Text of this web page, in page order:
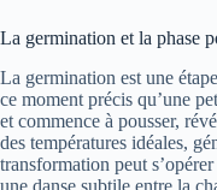
La germination et la phase
La germination est une
ce moment précis qu’une
et commence à pousser,
des températures idéales,
transformation peut